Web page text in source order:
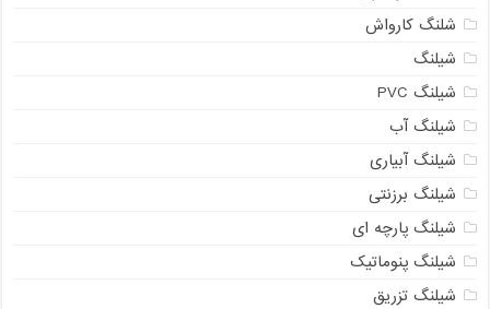
شلنگ کارواش
شیلنگ
شیلنگ PVC
شیلنگ آب
شیلنگ آبیاری
شیلنگ برزنتی
شیلنگ پارچه ای
شیلنگ پنوماتیک
شیلنگ تزریق